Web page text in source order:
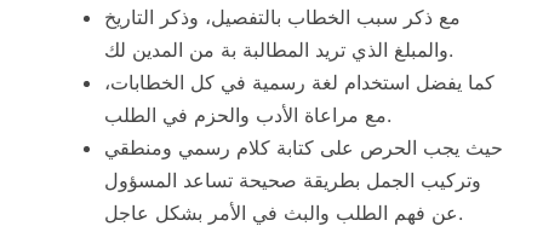
مع ذكر سبب الخطاب بالتفصيل، وذكر التاريخ
والمبلغ الذي تريد المطالبة بة من المدين لك.
كما يفضل استخدام لغة رسمية في كل الخطابات،
مع مراعاة الأدب والحزم في الطلب.
حيث يجب الحرص على كتابة كلام رسمي ومنطقي
وتركيب الجمل بطريقة صحيحة تساعد المسؤول
عن فهم الطلب والبث في الأمر بشكل عاجل.